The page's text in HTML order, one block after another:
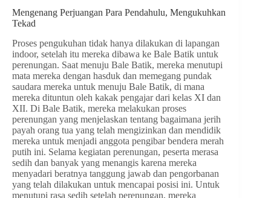
Mengenang Perjuangan Para Pendahulu, Mengukuhkan
Tekad
Proses pengukuhan tidak hanya dilakukan di lapangan
indoor, setelah itu mereka dibawa ke Bale Batik untuk
perenungan. Saat menuju Bale Batik, mereka menutupi
mata mereka dengan hasduk dan memegang pundak
saudara mereka untuk menuju Bale Batik, di mana
mereka dituntun oleh kakak pengajar dari kelas XI dan
XII. Di Bale Batik, mereka melakukan proses
perenungan yang menjelaskan tentang bagaimana jerih
payah orang tua yang telah mengizinkan dan mendidik
mereka untuk menjadi anggota pengibar bendera merah
putih ini. Selama kegiatan perenungan, peserta merasa
sedih dan banyak yang menangis karena mereka
menyadari beratnya tanggung jawab dan pengorbanan
yang telah dilakukan untuk mencapai posisi ini. Untuk
menutupi rasa sedih setelah perenungan, mereka